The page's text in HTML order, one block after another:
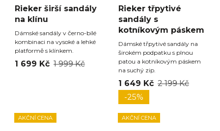
Rieker širší sandály
na klínu
Dámské sandály v černo-bílé
kombinaci na vysoké a lehké
platformě s klínkem.
1 699 Kč 1 999 Kč
Rieker třpytivé
sandály s
kotníkovým páskem
Dámské třpytivé sandály na
širokém podpatku s plnou
patou a kotníkovým páskem
na suchý zip.
1 649 Kč 2 199 Kč
-25%
AKČNÍ CENA AKČNÍ CENA